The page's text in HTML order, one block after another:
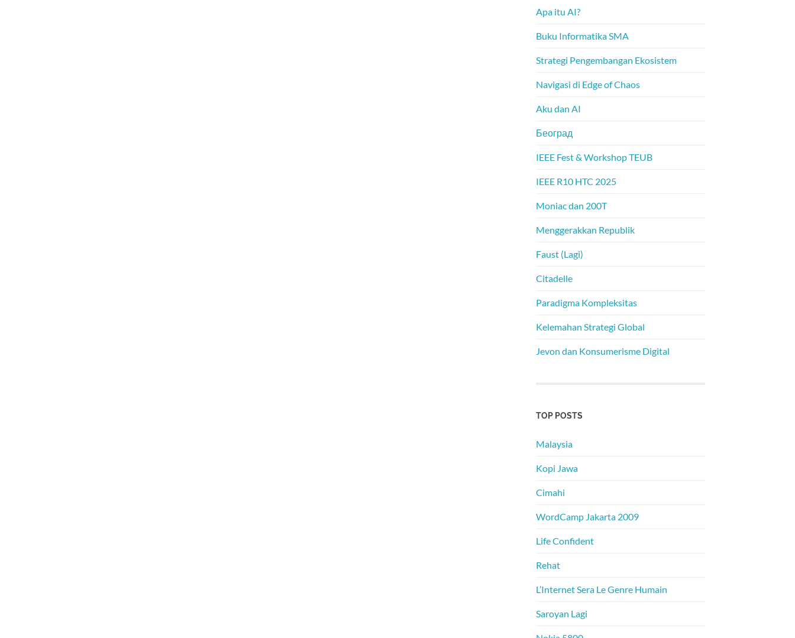
Apa itu AI?
Buku Informatika SMA
Strategi Pengembangan Ekosistem
Navigasi di Edge of Chaos
Aku dan AI
Београд
IEEE Fest & Workshop TEUB
IEEE R10 HTC 2025
Moniac dan 200T
Menggerakkan Republik
Faust (Lagi)
Citadelle
Paradigma Kompleksitas
Kelemahan Strategi Global
Jevon dan Konsumerisme Digital
TOP POSTS
Malaysia
Kopi Jawa
Cimahi
WordCamp Jakarta 2009
Life Confident
Rehat
L’Internet Sera Le Genre Humain
Saroyan Lagi